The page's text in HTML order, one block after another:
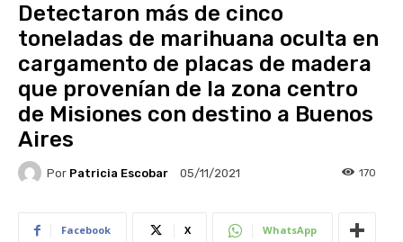
Detectaron más de cinco
toneladas de marihuana oculta en
cargamento de placas de madera
que provenían de la zona centro
de Misiones con destino a Buenos
Aires
Por Patricia Escobar 05/11/2021 170
Facebook X WhatsApp